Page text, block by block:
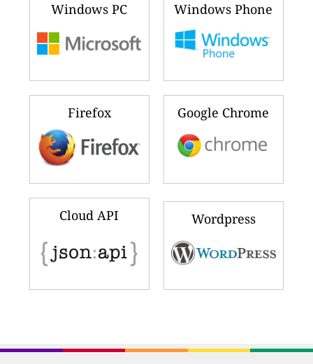
Windows Phone
Windows PC
Google Chrome
Firefox
Wordpress
Cloud API